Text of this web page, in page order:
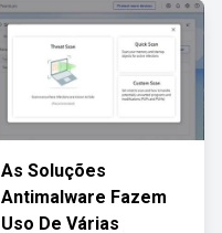
As Soluções
Antimalware Fazem
Uso De Várias